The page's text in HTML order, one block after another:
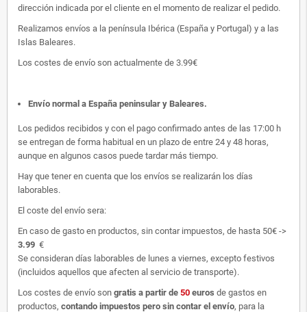
dirección indicada por el cliente en el momento de realizar el pedido.
Realizamos envíos a la península Ibérica (España y Portugal) y a las
Islas Baleares.
Los costes de envío son actualmente de 3.99€
Envío normal a España peninsular y Baleares.
Los pedidos recibidos y con el pago confirmado antes de las 17:00 h
se entregan de forma habitual en un plazo de entre 24 y 48 horas,
aunque en algunos casos puede tardar más tiempo.
Hay que tener en cuenta que los envíos se realizarán los días
laborables.
El coste del envío sera:
En caso de gasto en productos, sin contar impuestos, de hasta 50€ ->
3.99 €
Se consideran días laborables de lunes a viernes, excepto festivos
(incluidos aquellos que afecten al servicio de transporte).
Los costes de envío son gratis a partir de 50 euros de gastos en
productos, contando impuestos pero sin contar el envío, para la